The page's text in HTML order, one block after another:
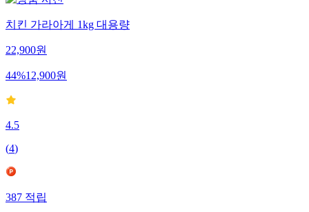
치킨 가라아게 1kg 대용량
22,900원
44%12,900원
4.5
(4)
387 적립